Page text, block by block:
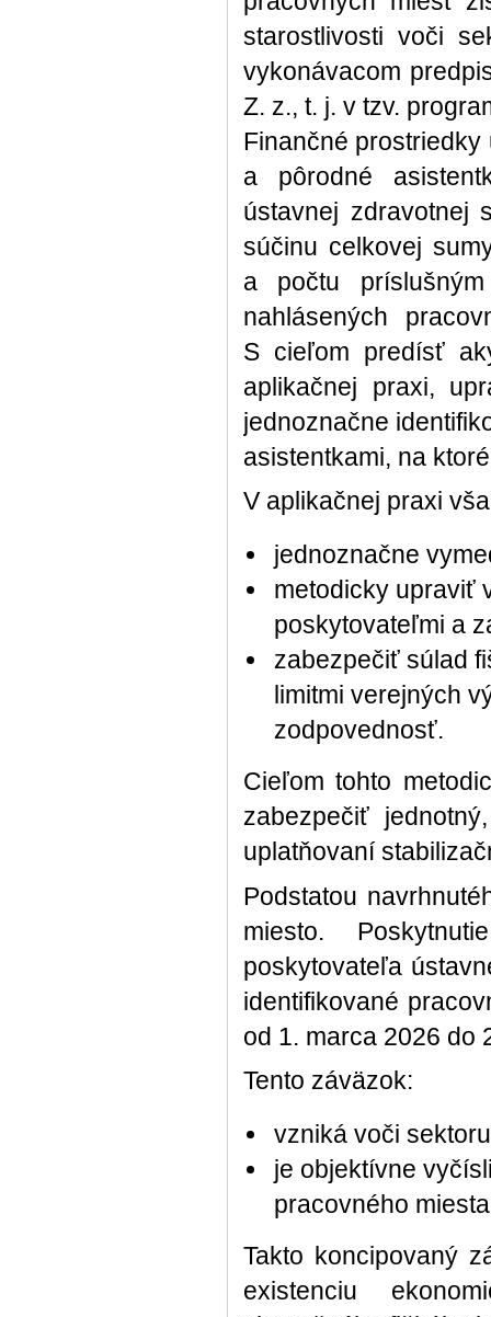
starostlivosti voči
vykonávacom
Z. z., t. j. v tzv.
Finančné
a pôrodné
ústavnej zdravotnej
súčinu celkovej
a počtu príslušným
nahlásených
S cieľom predísť
aplikačnej praxi,
jednoznačne
asistentkami, na
V aplikačnej praxi
jednoznačne
metodicky upraviť
poskytovateľmi a
zabezpečiť súlad
limitmi verejných
zodpovednosť.
Cieľom tohto
zabezpečiť
uplatňovaní
Podstatou
miesto.
poskytovateľa
identifikované
od 1. marca 2026 do
Tento záväzok:
vzniká voči
je objektívne
pracovného
Takto koncipovaný
existenciu